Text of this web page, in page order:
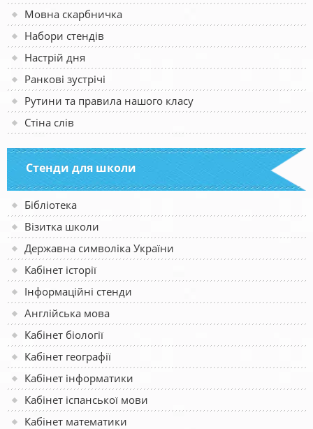
Мовна скарбничка
Набори стендів
Настрій дня
Ранкові зустрічі
Рутини та правила нашого класу
Стіна слів
Стенди для школи
Бібліотека
Візитка школи
Державна символіка України
Кабінет історії
Інформаційні стенди
Англійська мова
Кабінет біології
Кабінет географії
Кабінет інформатики
Кабінет іспанської мови
Кабінет математики